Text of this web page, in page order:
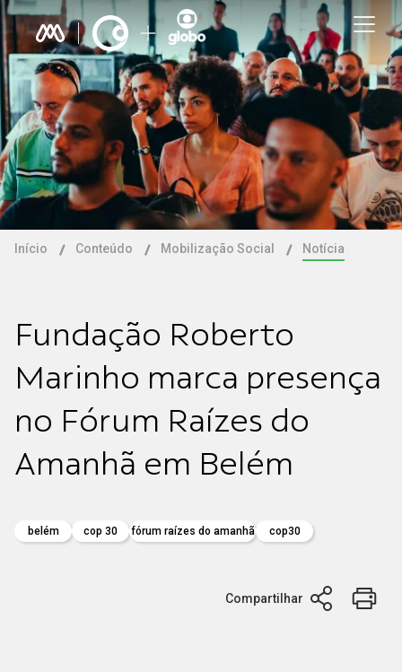
Início Conteúdo Mobilização Social Notícia
Fundação Roberto
Marinho marca presença
no Fórum Raízes do
Amanhã em Belém
belém cop 30 fórum raízes do amanhã cop30
Compartilhar